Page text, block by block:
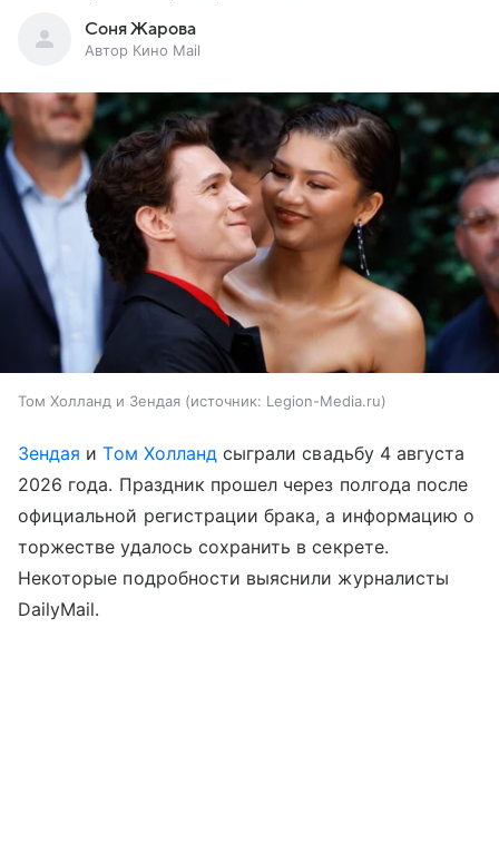
Соня Жарова
Автор Кино Mail
Том Холланд и Зендая источник: Legion-Media.ru
Зендая иТом Холландсыграли свадьбу 4 августа
2026 года. Праздник прошел через полгода после
официальной регистрации брака, а информацию о
торжестве удалось сохранить в секрете.
Некоторые подробности выяснили журналисты
DailyMail.